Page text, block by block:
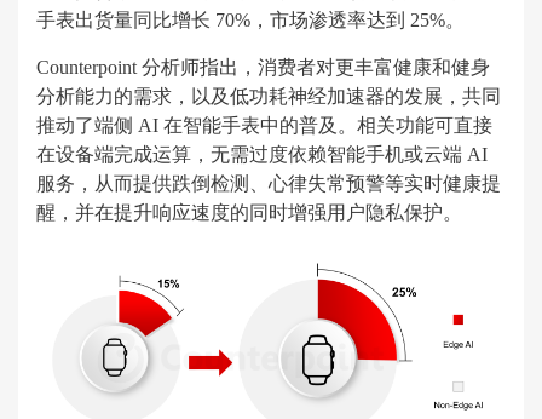
手表出货量同比增长 70%，市场渗透率达到 25%。
Counterpoint 分析师指出，消费者对更丰富健康和健身
分析能力的需求，以及低功耗神经加速器的发展，共同
推动了端侧 AI 在智能手表中的普及。相关功能可直接
在设备端完成运算，无需过度依赖智能手机或云端 AI
服务，从而提供跌倒检测、心律失常预警等实时健康提
醒，并在提升响应速度的同时增强用户隐私保护。